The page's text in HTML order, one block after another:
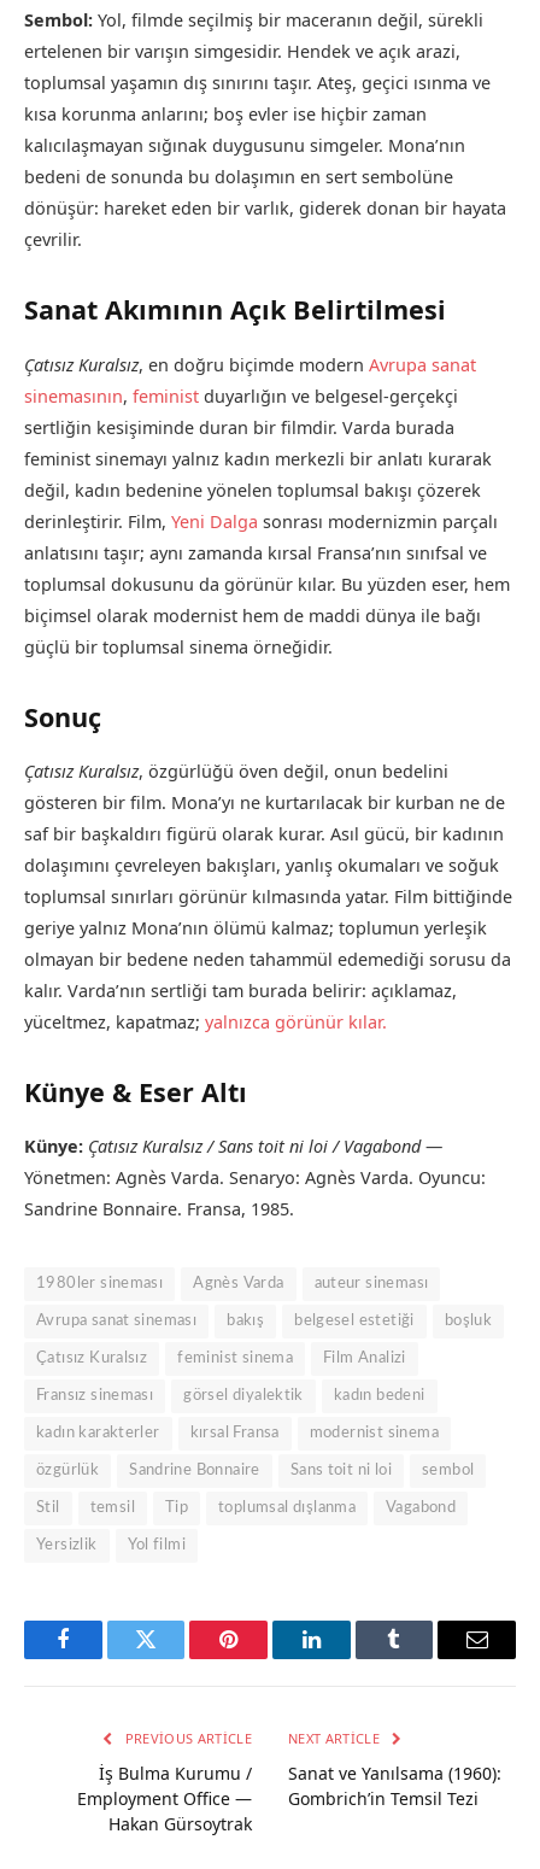
Sembol: Yol, filmde seçilmiş bir maceranın değil, sürekli
ertelenen bir varışın simgesidir. Hendek ve açık arazi,
toplumsal yaşamın dış sınırını taşır. Ateş, geçici ısınma ve
kısa korunma anlarını; boş evler ise hiçbir zaman
kalıcılaşmayan sığınak duygusunu simgeler. Mona’nın
bedeni de sonunda bu dolaşımın en sert sembolüne
dönüşür: hareket eden bir varlık, giderek donan bir hayata
çevrilir.
Sanat Akımının Açık Belirtilmesi
Çatısız Kuralsız, en doğru biçimde modern Avrupa sanat
sinemasının, feminist duyarlığın ve belgesel-gerçekçi
sertliğin kesişiminde duran bir filmdir. Varda burada
feminist sinemayı yalnız kadın merkezli bir anlatı kurarak
değil, kadın bedenine yönelen toplumsal bakışı çözerek
derinleştirir. Film, Yeni Dalga sonrası modernizmin parçalı
anlatısını taşır; aynı zamanda kırsal Fransa’nın sınıfsal ve
toplumsal dokusunu da görünür kılar. Bu yüzden eser, hem
biçimsel olarak modernist hem de maddi dünya ile bağı
güçlü bir toplumsal sinema örneğidir.
Sonuç
Çatısız Kuralsız, özgürlüğü öven değil, onun bedelini
gösteren bir film. Mona’yı ne kurtarılacak bir kurban ne de
saf bir başkaldırı figürü olarak kurar. Asıl gücü, bir kadının
dolaşımını çevreleyen bakışları, yanlış okumaları ve soğuk
toplumsal sınırları görünür kılmasında yatar. Film bittiğinde
geriye yalnız Mona’nın ölümü kalmaz; toplumun yerleşik
olmayan bir bedene neden tahammül edemediği sorusu da
kalır. Varda’nın sertliği tam burada belirir: açıklamaz,
yüceltmez, kapatmaz; yalnızca görünür kılar.
Künye & Eser Altı
Künye: Çatısız Kuralsız / Sans toit ni loi / Vagabond—
Yönetmen: Agnès Varda. Senaryo: Agnès Varda. Oyuncu:
Sandrine Bonnaire. Fransa, 1985.
1980ler sineması Agnès Varda auteur sineması
Avrupa sanat sineması bakış belgesel estetiği boşluk
Çatısız Kuralsız feminist sinema Film Analizi
Fransız sineması görsel diyalektik kadın bedeni
kadın karakterler kırsal Fransa modernist sinema
özgürlük Sandrine Bonnaire Sans toit ni loi sembol
Stil temsil Tip toplumsal dışlanma Vagabond
Yersizlik Yol filmi
FacebookTwitter Pinterest LinkedInTumblr Email
PREVIOUS ARTICLE
İş Bulma Kurumu /
Employment Office —
Hakan Gürsoytrak
NEXT ARTICLE
Sanat ve Yanılsama (1960):
Gombrich’in Temsil Tezi